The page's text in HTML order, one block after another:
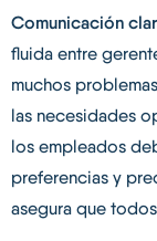
Comunicación
fluida entre
muchos
las necesidades
los empleados
preferencias y
asegura que